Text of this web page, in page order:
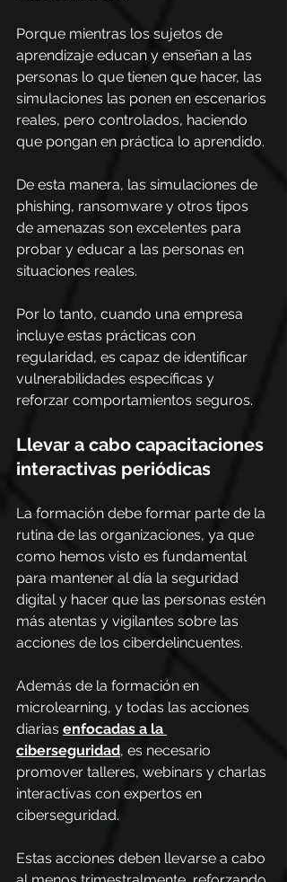
Porque mientras los sujetos de
aprendizaje educan y enseñan a las
personas lo que tienen que hacer, las
simulaciones las ponen en escenarios
reales, pero controlados, haciendo
que pongan en práctica lo aprendido.
De esta manera, las simulaciones de
phishing, ransomware y otros tipos
de amenazas son excelentes para
probar y educar a las personas en
situaciones reales.
Por lo tanto, cuando una empresa
incluye estas prácticas con
regularidad, es capaz de identificar
vulnerabilidades específicas y
reforzar comportamientos seguros.
Llevar a cabo capacitaciones
interactivas periódicas
La formación debe formar parte de la
rutina de las organizaciones, ya que
como hemos visto es fundamental
para mantener al día la seguridad
digital y hacer que las personas estén
más atentas y vigilantes sobre las
acciones de los ciberdelincuentes.
Además de la formación en
microlearning, y todas las acciones
diarias enfocadas a la
ciberseguridad, es necesario
promover talleres, webinars y charlas
interactivas con expertos en
ciberseguridad.
Estas acciones deben llevarse a cabo